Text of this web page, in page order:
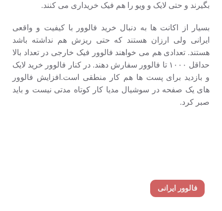
بگیرند و حتی لایک و ویو را هم فیک خریداری می کنند.
بسیار از اکانت ها به دنبال خرید فالوور با کیفیت و واقعی
ایرانی ولی ارزان هستند که حتی ریزش هم نداشته باشد
هستند. تعدادی هم می خواهند فالوور فیک خارجی در تعداد بالا
حداقل ۱۰۰۰ تا فالوور سفارش دهند. در کنار فالوور خرید لایک
و بازدید برای پست ها هم کار منطقی است.افزایش فالوور
های یک صفحه در سوشیال مدیا کار کوتاه مدتی نیست و باید
صبر کرد.
فالوور ایرانی